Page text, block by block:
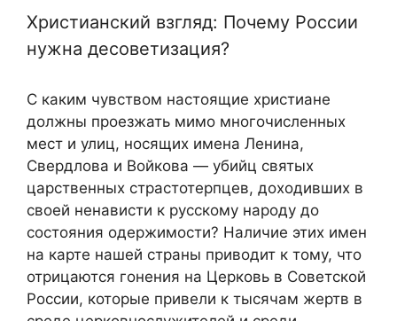
Христианский взгляд: Почему России
нужна десоветизация?
С каким чувством настоящие христиане
должны проезжать мимо многочисленных
мест и улиц, носящих имена Ленина,
Свердлова и Войкова — убийц святых
царственных страстотерпцев, доходивших в
своей ненависти к русскому народу до
состояния одержимости? Наличие этих имен
на карте нашей страны приводит к тому, что
отрицаются гонения на Церковь в Советской
России, которые привели к тысячам жертв в